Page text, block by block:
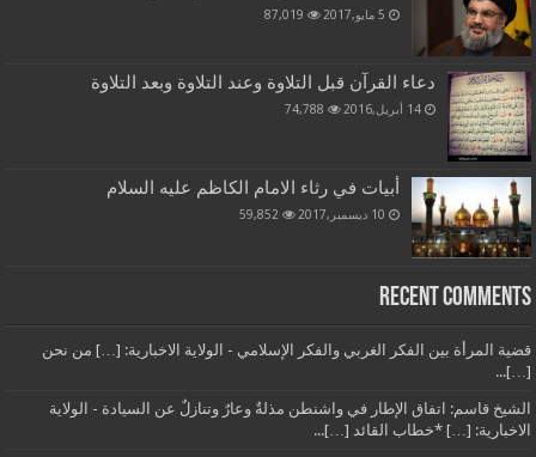
5 مايو,2017 87,019
دعاء القرآن قبل التلاوة وعند التلاوة وبعد التلاوة
14 أبريل,2016 74,788
أبيات في رثاء الامام الكاظم عليه السلام
10 ديسمبر,2017 59,852
Recent Comments
قضية المرأة بين الفكر الغربي والفكر الإسلامي - الولاية الاخبارية: […] من نحن
[…]...
الشيخ قاسم: اتفاق الإطار في واشنطن مذلةٌ وعارٌ وتنازلٌ عن السيادة - الولاية
الاخبارية: […] *خطاب القائد […]...